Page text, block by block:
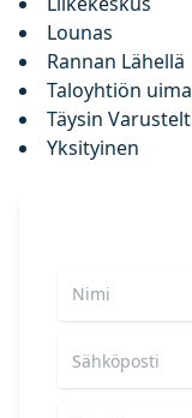
Lounas
Rannan Lähellä
Taloyhtiön
Täysin
Yksityinen